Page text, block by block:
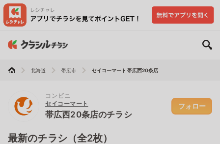
北海道 帯広市 セイコーマート 帯広西20条店
コンビニ
セイコーマート
帯広西20条店のチラシ
フォロー
最新のチラシ（全2枚）